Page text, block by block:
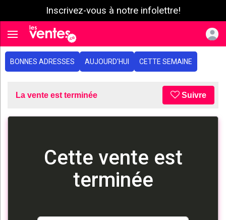
Inscrivez-vous à notre infolettre!
Toggle navigation
BONNES ADRESSES AUJOURD'HUI CETTE SEMAINE
La vente est terminée Suivre
Cette vente est
terminée